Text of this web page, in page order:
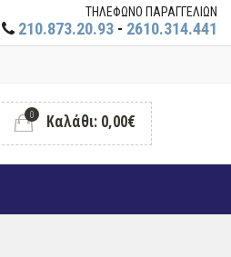
ΤΗΛΕΦΩΝΟ ΠΑΡΑΓΓΕΛΙΩΝ
210.873.20.93 - 2610.314.441
0 Καλάθι: 0,00€